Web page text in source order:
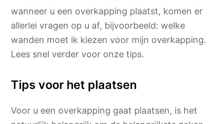
wanneer u een overkapping plaatst, komen er
allerlei vragen op u af, bijvoorbeeld: welke
wanden moet ik kiezen voor mijn overkapping.
Lees snel verder voor onze tips.
Tips voor het plaatsen
Voor u een overkapping gaat plaatsen, is het